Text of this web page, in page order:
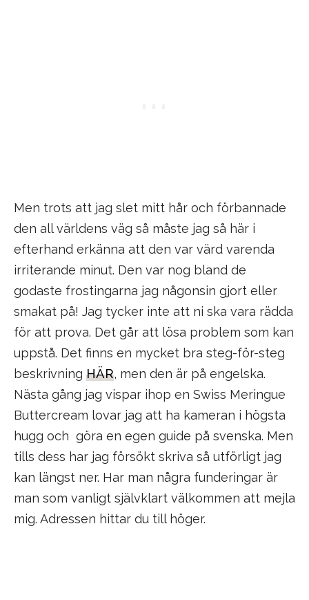
Men trots att jag slet mitt hår och förbannade
den all världens väg så måste jag så här i
efterhand erkänna att den var värd varenda
irriterande minut. Den var nog bland de
godaste frostingarna jag någonsin gjort eller
smakat på! Jag tycker inte att ni ska vara rädda
för att prova. Det går att lösa problem som kan
uppstå. Det finns en mycket bra steg-för-steg
beskrivning HÄR, men den är på engelska.
Nästa gång jag vispar ihop en Swiss Meringue
Buttercream lovar jag att ha kameran i högsta
hugg och göra en egen guide på svenska. Men
tills dess har jag försökt skriva så utförligt jag
kan längst ner. Har man några funderingar är
man som vanligt självklart välkommen att mejla
mig. Adressen hittar du till höger.